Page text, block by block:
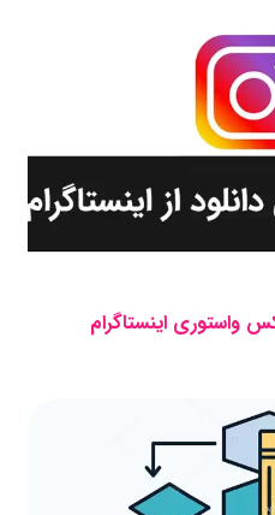
واستوری اینستاگرام